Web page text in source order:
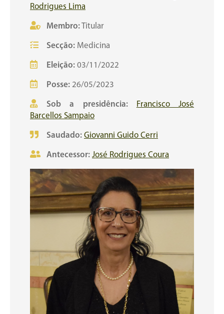
Rodrigues Lima
Membro:Titular
Secção: Medicina
Eleição: 03/11/2022
Posse: 26/05/2023
Sob a presidência:
Francisco José
Barcellos Sampaio
Saudado: Giovanni Guido Cerri
Antecessor: José Rodrigues Coura